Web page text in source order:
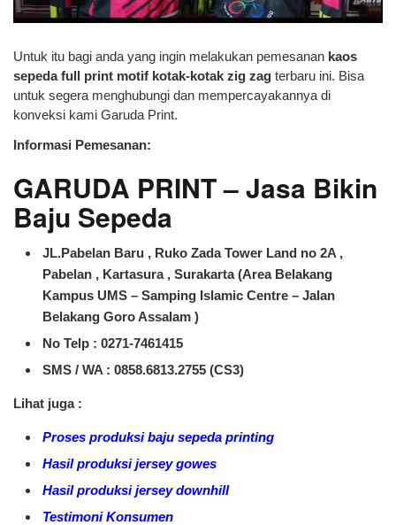
Untuk itu bagi anda yang ingin melakukan pemesanan kaos
sepeda full print motif kotak-kotak zig zag terbaru ini. Bisa
untuk segera menghubungi dan mempercayakannya di
konveksi kami Garuda Print.
Informasi Pemesanan:
GARUDA PRINT – Jasa Bikin
Baju Sepeda
JL.Pabelan Baru , Ruko Zada Tower Land no 2A ,
Pabelan , Kartasura , Surakarta (Area Belakang
Kampus UMS – Samping Islamic Centre – Jalan
Belakang Goro Assalam )
No Telp : 0271-7461415
SMS / WA : 0858.6813.2755 (CS3)
Lihat juga :
Proses produksi baju sepeda printing
Hasil produksi jersey gowes
Hasil produksi jersey downhill
Testimoni Konsumen